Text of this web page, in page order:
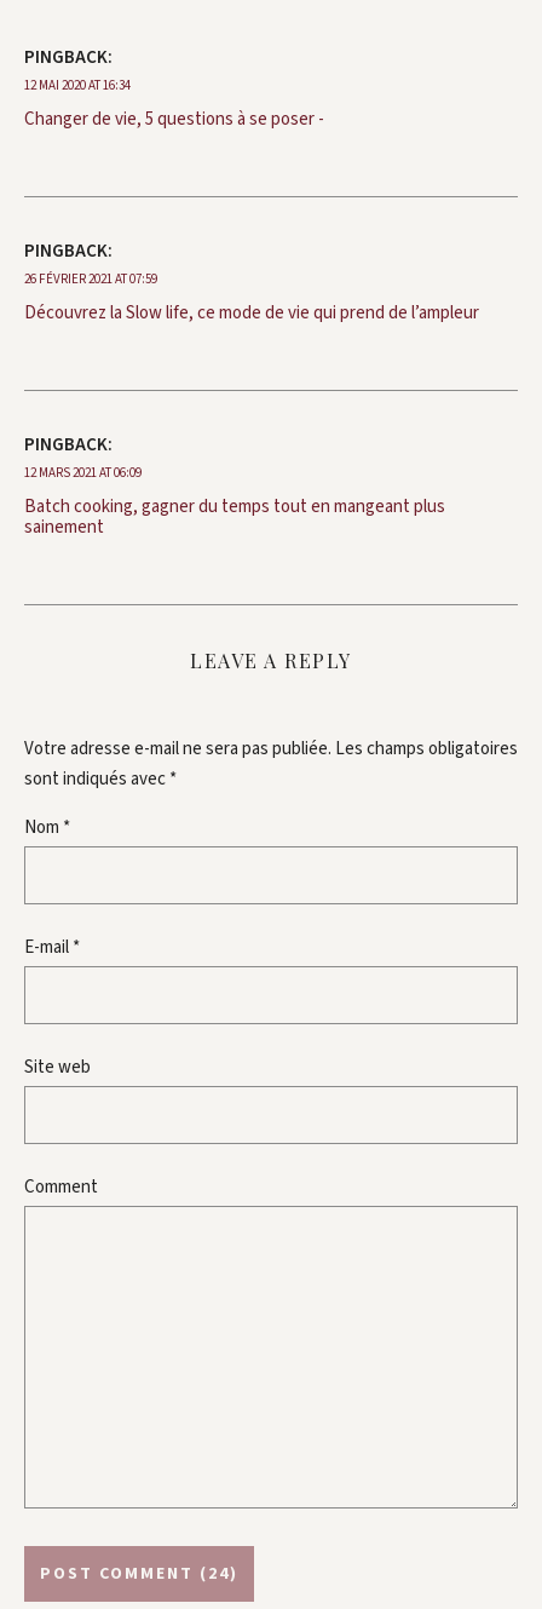
PINGBACK:
12 MAI 2020 AT 16:34
Changer de vie, 5 questions à se poser -
PINGBACK:
26 FÉVRIER 2021 AT 07:59
Découvrez la Slow life, ce mode de vie qui prend de l’ampleur
PINGBACK:
12 MARS 2021 AT 06:09
Batch cooking, gagner du temps tout en mangeant plus
sainement
LEAVE A REPLY
Votre adresse e-mail ne sera pas publiée. Les champs obligatoires
sont indiqués avec*
Nom *
E-mail*
Site web
Comment